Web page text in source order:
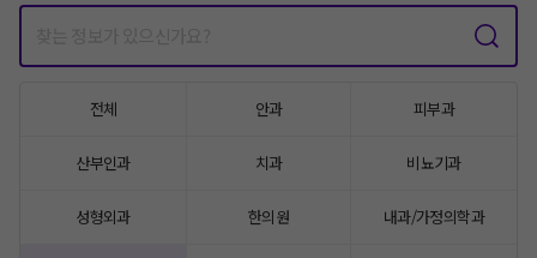
전체 안과 피부과
산부인과 치과 비뇨기과
성형외과 한의원 내과/가정의학과